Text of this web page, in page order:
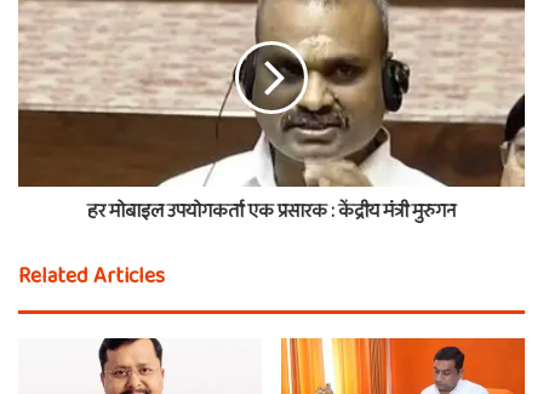
हर मोबाइल उपयोगकर्ता एक प्रसारक : केंद्रीय मंत्री मुरुगन
Related Articles